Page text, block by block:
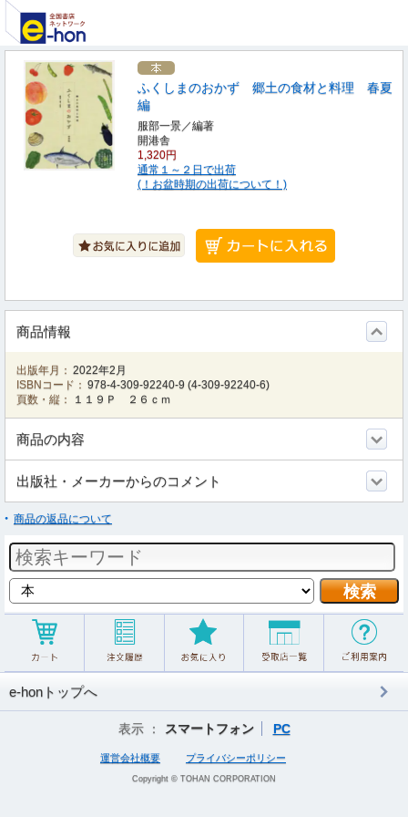
ふくしまのおかず 郷土の食材と料理 春夏
編
服部一景／編著
開港舎
1,320円
通常１～２日で出荷
(！お盆時期の出荷について！)
商品情報
出版年月： 2022年2月
ISBNコード： 978-4-309-92240-9 (4-309-92240-6)
頁数・縦：
１１９Ｐ ２６ｃｍ
商品の内容
出版社・メーカーからのコメント
商品の返品について
e-honトップへ
表示 ： スマートフォン PC
運営会社概要 プライバシーポリシー
Copyright © TOHAN CORPORATION